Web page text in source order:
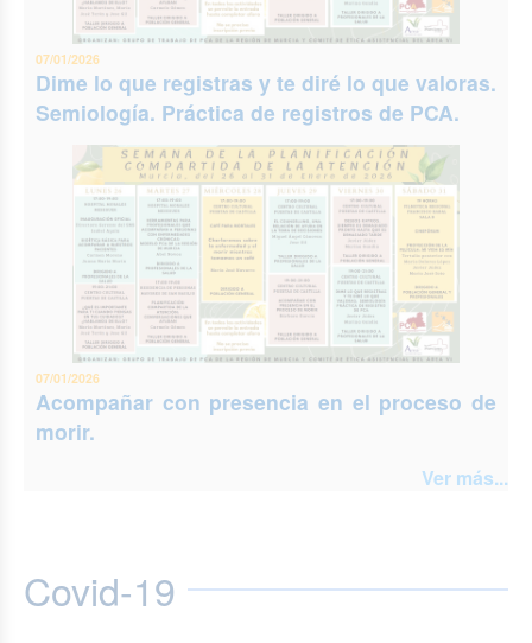
07/01/2026
Dime lo que registras y te diré lo que valoras.
Semiología. Práctica de registros de PCA.
07/01/2026
Acompañar con presencia en el proceso de
morir.
Ver más...
Covid-19